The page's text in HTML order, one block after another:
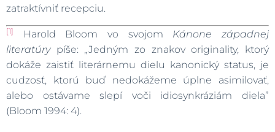
zatraktívniť recepciu.
[1] Harold Bloom vo svojom Kánone západnej
literatúrypíše: „Jedným zo znakov originality, ktorý
dokáže zaistiť literárnemu dielu kanonický status, je
cudzosť, ktorú buď nedokážeme úplne asimilovať,
alebo ostávame slepí voči idiosynkráziám diela”
(Bloom 1994: 4).